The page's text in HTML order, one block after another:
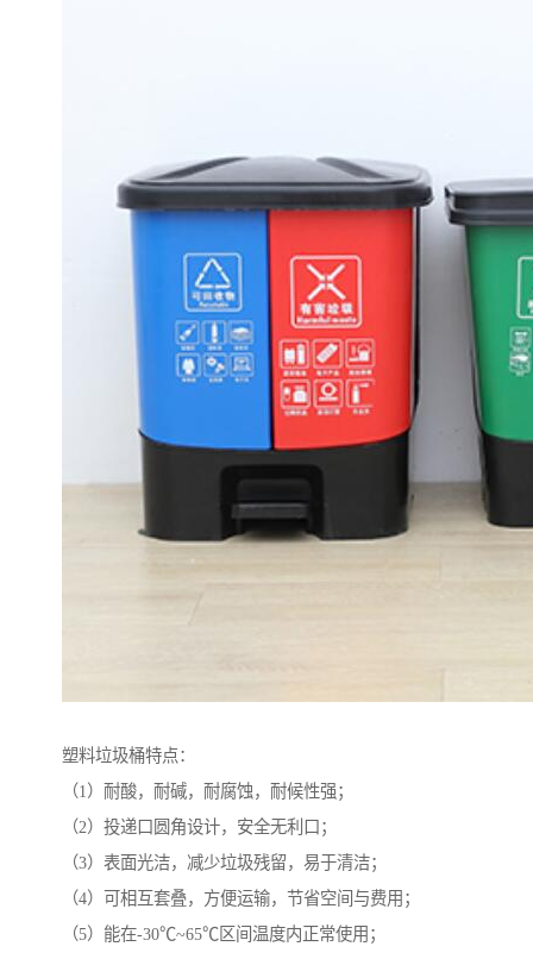
塑料垃圾桶特点：
（1）耐酸，耐碱，耐腐蚀，耐候性强；
（2）投递口圆角设计，安全无利口；
（3）表面光洁，减少垃圾残留，易于清洁；
（4）可相互套叠，方便运输，节省空间与费用；
（5）能在-30℃~65℃区间温度内正常使用；